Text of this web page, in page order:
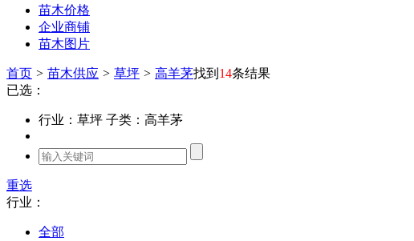
苗木价格
企业商铺
苗木图片
首页 > 苗木供应 > 草坪 > 高羊茅找到 14条结果
已选：
行业：草坪 子类：高羊茅
重选
行业：
全部